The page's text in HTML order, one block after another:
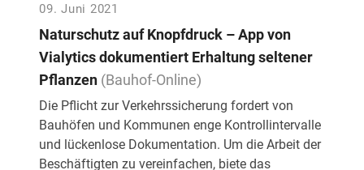
09. Juni 2021
Naturschutz auf Knopfdruck – App von
Vialytics dokumentiert Erhaltung seltener
Pflanzen (Bauhof-Online)
Die Pflicht zur Verkehrssicherung fordert von
Bauhöfen und Kommunen enge Kontrollintervalle
und lückenlose Dokumentation. Um die Arbeit der
Beschäftigten zu vereinfachen, biete das